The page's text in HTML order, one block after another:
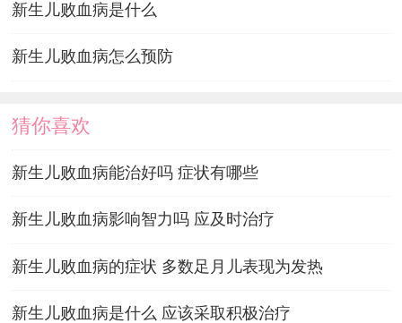
新生儿败血病是什么
新生儿败血病怎么预防
猜你喜欢
新生儿败血病能治好吗 症状有哪些
新生儿败血病影响智力吗 应及时治疗
新生儿败血病的症状 多数足月儿表现为发热
新生儿败血病是什么 应该采取积极治疗